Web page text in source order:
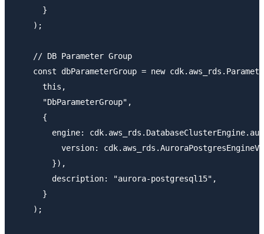
      }
    );
    // DB Parameter Group
const dbParameterGroup = new
      this,
      "DbParameterGroup",
      {
engine:
version:
        }),
        description: "aurora-postgresql15",
      }
    );